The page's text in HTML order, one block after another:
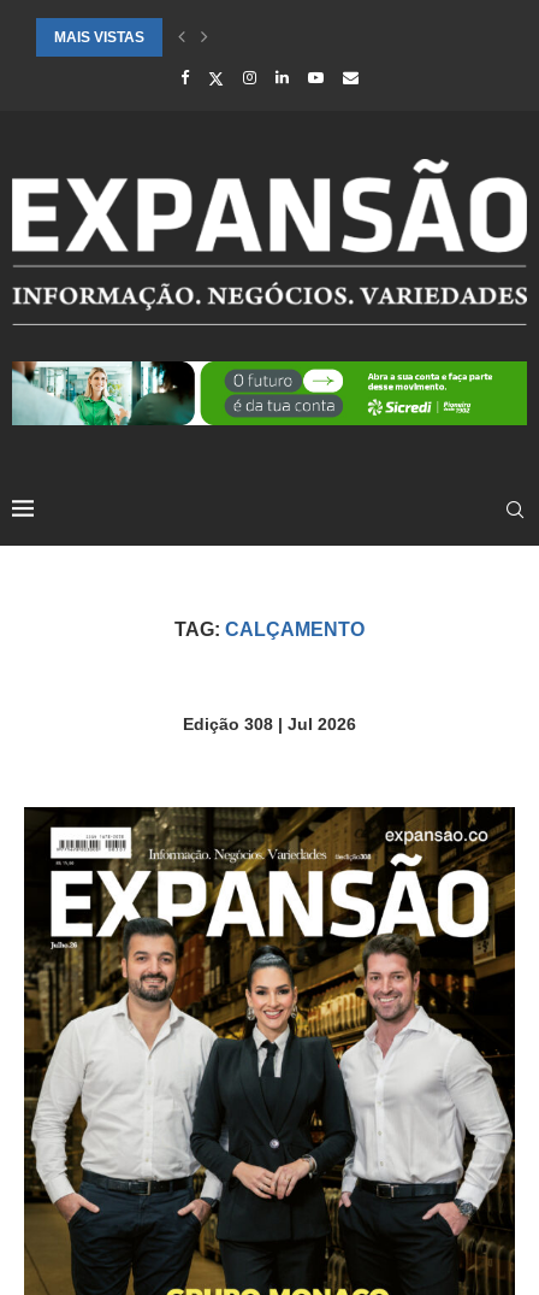
MAIS VISTAS
SAÚDE ALERTA PARA AUMENTO DE CASOS DE SÍNDROME GRIPAL
TAG: CALÇAMENTO
Edição 308 | Jul 2026